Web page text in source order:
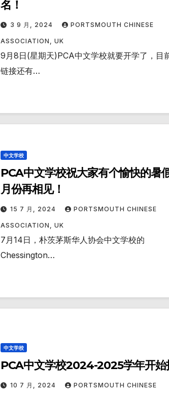
名！
3 9 月, 2024 PORTSMOUTH CHINESE
ASSOCIATION, UK
9月8日(星期天)PCA中文学校就要开学了，目
链接还有…
中文学校
PCA中文学校祝大家有个愉快的暑
月份再相见！
15 7 月, 2024 PORTSMOUTH CHINESE
ASSOCIATION, UK
7月14日，朴茨茅斯华人协会中文学校的
Chessington…
中文学校
PCA中文学校2024-2025学年开始
10 7 月, 2024 PORTSMOUTH CHINESE